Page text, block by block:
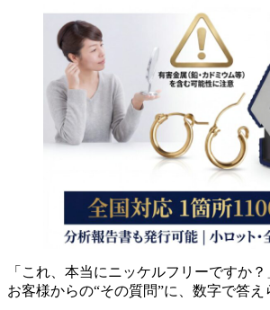
「これ、本当にニッケルフリーですか？
お客様からの“その質問”に、数字で答え